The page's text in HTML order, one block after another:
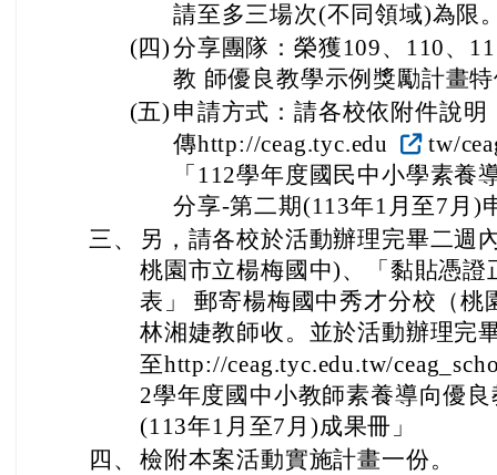
請至多三場次(不同領域)為限
(四)分享團隊：榮獲109、110、
教 師優良教學示例獎勵計畫
(五) 申請方式：請各校依附件說
傳http://ceag.tyc.edu
tw/
「112學年度國民中小學素養
分享-第二期(113年1月至7月)
三、
另，請各校於活動辦理完畢二週
桃園市立楊梅國中)、「黏貼憑
表」 郵寄楊梅國中秀才分校（桃
林湘婕教師收。並於活動辦理完
至http://ceag.tyc.edu.tw/
2學年度國中小教師素養導向優
(113年1月至7月)成果冊」
四、 檢附本案活動實施計畫一份。